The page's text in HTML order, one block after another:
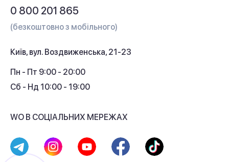
Кешбек
0 800 201 865
(безкоштовно з мобільного)
Київ, вул. Воздвиженська, 21-23
Пн - Пт 9:00 - 20:00
Сб - Нд 10:00 - 19:00
WO В СОЦІАЛЬНИХ МЕРЕЖАХ